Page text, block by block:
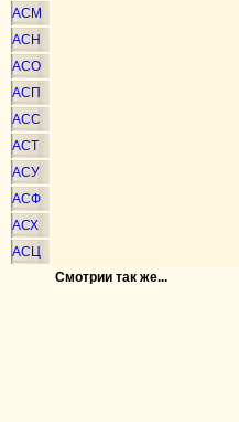
АСМ
АСН
АСО
АСП
АСС
АСТ
АСУ
АСФ
АСХ
АСЦ
Смотрии так же...